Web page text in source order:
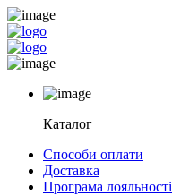
Каталог
Способи оплати
Доставка
Програма лояльності